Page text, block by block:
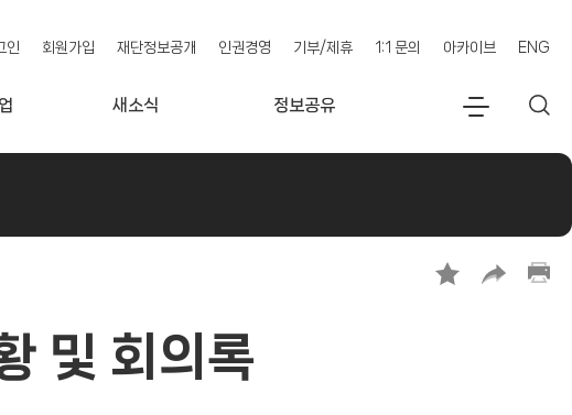
인 회원가입 재단정보공개 인권경영 기부/제휴 1:1 문의 아카이브 ENG
새소식 정보공유
전
뉴
검
및 회의록